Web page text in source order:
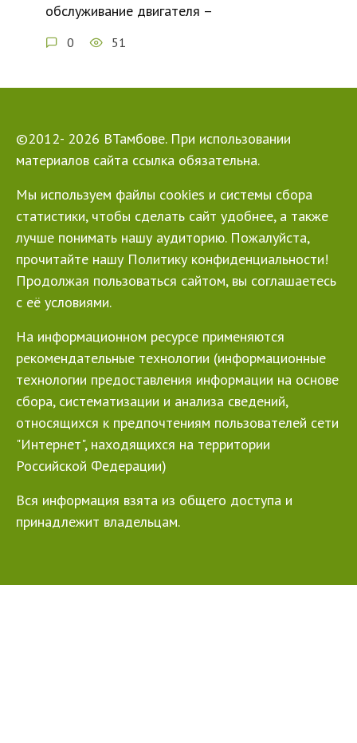
обслуживание двигателя –
0 51
©2012- 2026 ВТамбове. При использовании
материалов сайта ссылка обязательна.
Мы используем файлы cookies и системы сбора
статистики, чтобы сделать сайт удобнее, а также
лучше понимать нашу аудиторию. Пожалуйста,
прочитайте нашу Политику конфиденциальности!
Продолжая пользоваться сайтом, вы соглашаетесь
с её условиями.
На информационном ресурсе применяются
рекомендательные технологии (информационные
технологии предоставления информации на основе
сбора, систематизации и анализа сведений,
относящихся к предпочтениям пользователей сети
"Интернет", находящихся на территории
Российской Федерации)
Вся информация взята из общего доступа и
принадлежит владельцам.